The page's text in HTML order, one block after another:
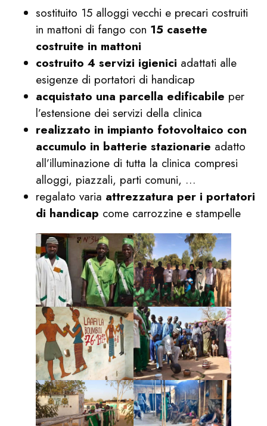
sostituito 15 alloggi vecchi e precari costruiti
in mattoni di fango con 15 casette
costruite in mattoni
costruito 4 servizi igienici adattati alle
esigenze di portatori di handicap
acquistato una parcella edificabile per
l’estensione dei servizi della clinica
realizzato in impianto fotovoltaico con
accumulo in batterie stazionarie adatto
all’illuminazione di tutta la clinica compresi
alloggi, piazzali, parti comuni, …
regalato varia attrezzatura per i portatori
di handicap come carrozzine e stampelle